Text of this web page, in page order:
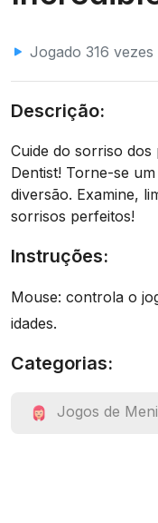
Jogado 316 vezes
Descrição:
Cuide do sorriso dos
Dentist! Torne-se
diversão. Examine,
sorrisos perfeitos!
Instruções:
Mouse: controla o
idades.
Categorias:
Jogos de